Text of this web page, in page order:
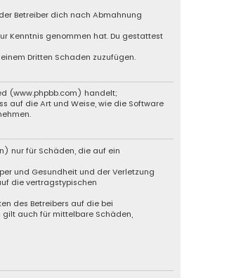
Betreiber dich nach Abmahnung
Kenntnis genommen hat. Du gestattest
Dritten Schaden zuzufügen.
(www.phpbb.com) handelt;
auf die Art und Weise, wie die Software
nur für Schäden, die auf ein
und Gesundheit und der Verletzung
die vertragstypischen
des Betreibers auf die bei
auch für mittelbare Schäden,